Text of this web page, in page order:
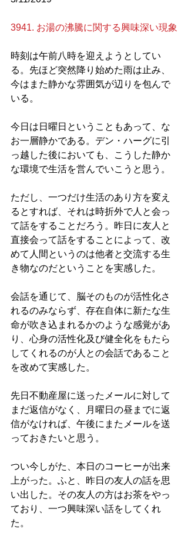
3941. お湯の沸騰に関する興味深い現象
時刻は午前八時を迎えようとしてい
る。先ほど突然降り始めた雨は止み、
今はまた静かな雰囲気が辺りを包んで
いる。
今日は日曜日ということもあって、な
お一層静かである。デン・ハーグに引
っ越した後においても、こうした静か
な環境で生活を営んでいこうと思う。
ただし、一つだけ生活のあり方を変え
るとすれば、それは時折外で人と会っ
て話をすることだろう。昨日に友人と
直接会って話をすることによって、改
めて人間というのは他者と交流する生
き物なのだということを実感した。
会話を通じて、脳そのものが活性化さ
れるのみならず、存在自体に新たな生
命が吹き込まれるかのような感覚があ
り、心身の活性化及び健全化をもたら
してくれるのが人との会話であること
を改めて実感した。
先日不動産屋に送ったメールに対して
まだ返信がなく、月曜日の昼までに返
信がなければ、午後にまたメールを送
っておきたいと思う。
つい今しがた、本日のコーヒーが出来
上がった。ふと、昨日の友人の話を思
い出した。その友人の方はお茶をやっ
ており、一つ興味深い話をしてくれ
た。